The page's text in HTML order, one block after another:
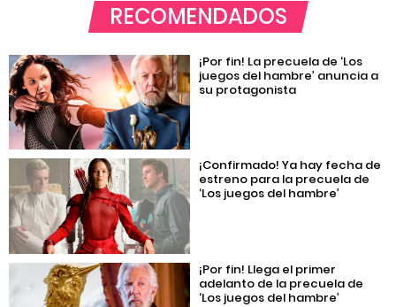
RECOMENDADOS
¡Por fin! La precuela de ‘Los
juegos del hambre’ anuncia a
su protagonista
¡Confirmado! Ya hay fecha de
estreno para la precuela de
‘Los juegos del hambre’
¡Por fin! Llega el primer
adelanto de la precuela de
‘Los juegos del hambre’